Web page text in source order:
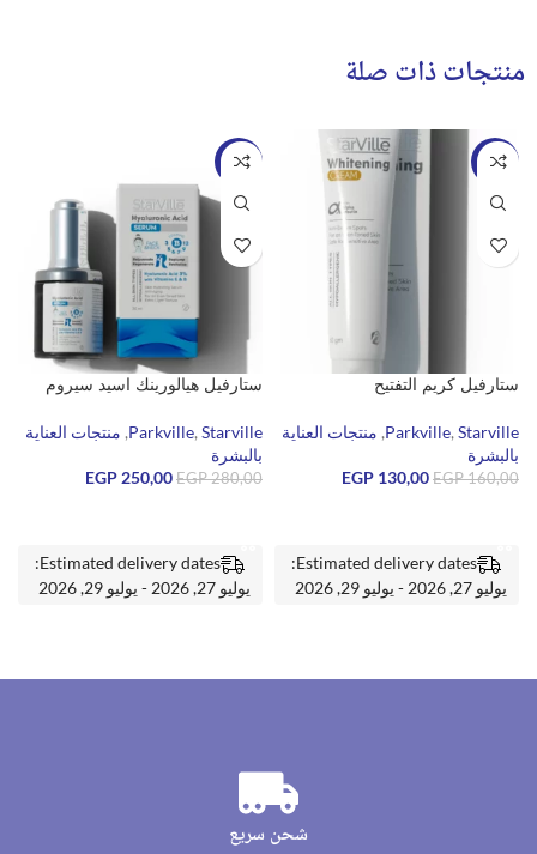
منتجات ذات صلة
-19%
ستارفيل كريم التفتيح
Parkville, Starville
, منتجات العناية
بالبشرة
EGP160,00
EGP 130,00
Estimated delivery dates:
يوليو 27, 2026 - يوليو 29, 2026
-11%
ستارفيل هيالورينك اسيد سيروم
Parkville, Starville
, منتجات العناية
بالبشرة
EGP280,00
EGP 250,00
Estimated delivery dates:
يوليو 27, 2026 - يوليو 29, 2026
شحن سريع